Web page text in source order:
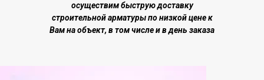
осуществим быструю доставку
строительной арматуры по низкой цене к
Вам на объект, в том числе и в день заказа